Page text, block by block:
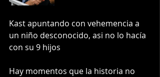
Kast apuntando con vehemencia a
un niño desconocido, asi no lo hacía
con su 9 hijos
Hay momentos que la historia no